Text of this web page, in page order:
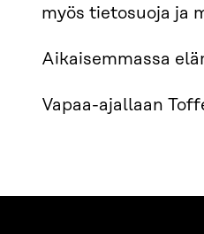
myös tietosuoja ja
Aikaisemmassa
Vapaa-ajallaan